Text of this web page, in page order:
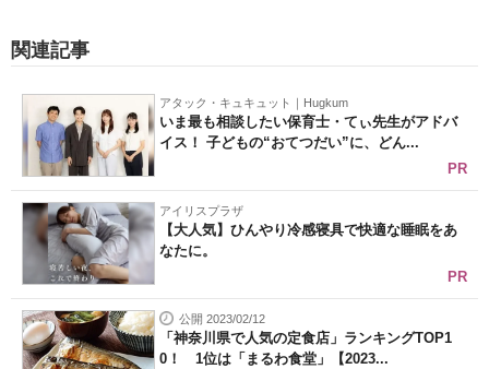
関連記事
アタック・キュキュット｜Hugkum
いま最も相談したい保育士・てぃ先生がアドバ
イス！ 子どもの“おてつだい”に、どん...
PR
アイリスプラザ
【大人気】ひんやり冷感寝具で快適な睡眠をあ
なたに。
PR
公開 2023/02/12
「神奈川県で人気の定食店」ランキングTOP1
0！ 1位は「まるわ食堂」【2023...